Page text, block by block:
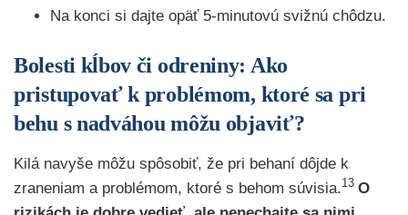
Na konci si dajte opäť 5-minutovú svižnú chôdzu.
Bolesti kĺbov či odreniny: Ako
pristupovať k problémom, ktoré sa pri
behu s nadváhou môžu objaviť?
Kilá navyše môžu spôsobiť, že pri behaní dôjde k
zraneniam a problémom, ktoré s behom súvisia.13 O